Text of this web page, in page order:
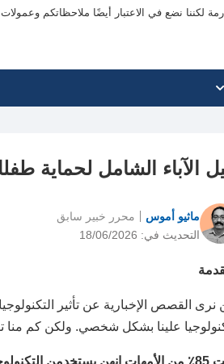
لكننا نضع في الاعتبار أيضًا ملاحظاتكم
الآباء الشامل لحماية
ماثيو أموس
التحديث في: 18/06/2026
محرر خبير سابق
نرى القصص الإخبارية عن تأثير
علينا بشكل شخصي. ولكن كم منا
أطفالهن مشغولين.